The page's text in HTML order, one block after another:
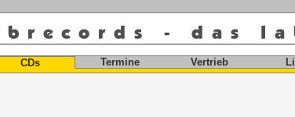
CDs Termine Vertrieb